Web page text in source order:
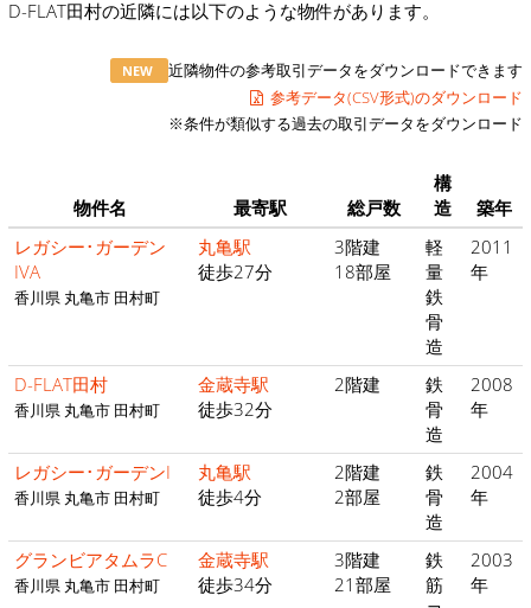
D-FLAT田村の近隣には以下のような物件があります。
NEW
近隣物件の参考取引データをダウンロードできます
参考データ(CSV形式)のダウンロード
※条件が類似する過去の取引データをダウンロード
物件名 最寄駅 総戸数
構
造
築年
レガシー･ガーデン
IVA
香川県 丸亀市 田村町
丸亀駅
徒歩27分
3階建
18部屋
軽
量
鉄
骨
造
2011
年
D-FLAT田村
香川県 丸亀市 田村町
金蔵寺駅
徒歩32分
2階建
鉄
骨
造
2008
年
レガシー･ガーデンI
香川県 丸亀市 田村町
丸亀駅
徒歩4分
2階建
2部屋
鉄
骨
造
2004
年
グランビアタムラC
香川県 丸亀市 田村町
金蔵寺駅
徒歩34分
3階建
21部屋
鉄
筋
2003
年